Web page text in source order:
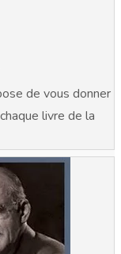
de vous donner
livre de la